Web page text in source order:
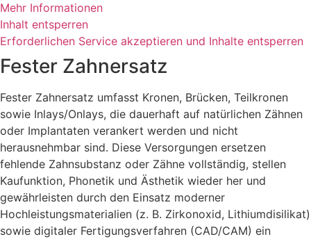
Mehr Informationen
Inhalt entsperren
Erforderlichen Service akzeptieren und Inhalte entsperren
Fester Zahnersatz
Fester Zahnersatz umfasst Kronen, Brücken, Teilkronen
sowie Inlays/Onlays, die dauerhaft auf natürlichen Zähnen
oder Implantaten verankert werden und nicht
herausnehmbar sind. Diese Versorgungen ersetzen
fehlende Zahnsubstanz oder Zähne vollständig, stellen
Kaufunktion, Phonetik und Ästhetik wieder her und
gewährleisten durch den Einsatz moderner
Hochleistungsmaterialien (z. B. Zirkonoxid, Lithiumdisilikat)
sowie digitaler Fertigungsverfahren (CAD/CAM) ein